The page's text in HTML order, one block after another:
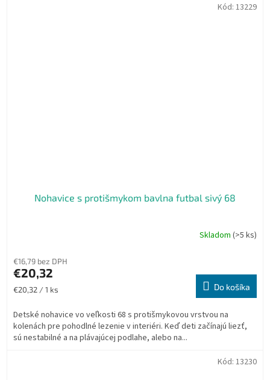
Nohavice s protišmykom bavlna futbal sivý 68
Skladom (>5 ks)
€16,79 bez DPH
€20,32
Jednotková
€20,32 / 1 ks Do košíka
Detské nohavice vo veľkosti 68 s protišmykovou vrstvou na
kolenách pre pohodlné lezenie v interiéri. Keď deti začínajú liezť,
sú nestabilné a na plávajúcej podlahe, alebo na...
Kód: 13229
Kód: 13230